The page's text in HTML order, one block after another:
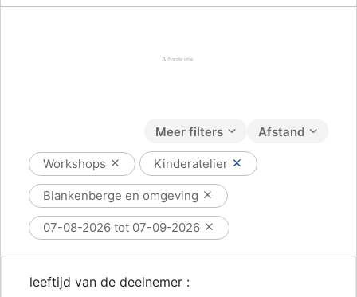
Afstand
Meer filters
Workshops Kinderatelier
Blankenberge en omgeving
07-08-2026 tot 07-09-2026
leeftijd van de deelnemer :